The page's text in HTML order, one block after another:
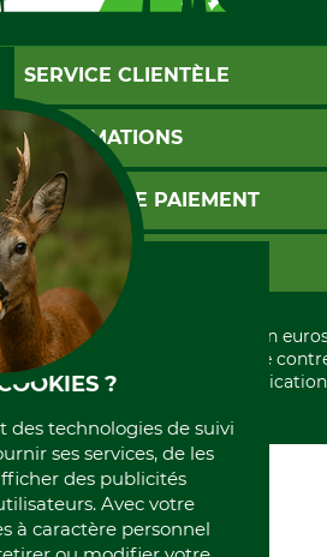
SERVICE CLIENTÈLE
Foire aux questions
Abonnement à la newsletter
Contact
Garantie / Devis
Paramètres des cookies
INFORMATIONS
CGV
Livraison
Conditions d'annulation
Formulaire de rétraction
Politique de confidentialité
Élimination et environnement
Rétractation de votre commande
MOYENS DE PAIEMENT
PayPal
Carte de crédit
Paiement á l'avance
GRUBE KG
Histoire
International
Portrait
Tous les prix sont exprimés en
frais d'expédition et les frais de
échéant, sauf
?
des technologies de suivi
ses services, de les
des publicités
Avec votre
à caractère personnel